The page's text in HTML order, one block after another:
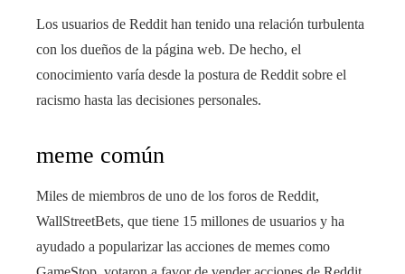
Los usuarios de Reddit han tenido una relación turbulenta
con los dueños de la página web. De hecho, el
conocimiento varía desde la postura de Reddit sobre el
racismo hasta las decisiones personales.
meme común
Miles de miembros de uno de los foros de Reddit,
WallStreetBets, que tiene 15 millones de usuarios y ha
ayudado a popularizar las acciones de memes como